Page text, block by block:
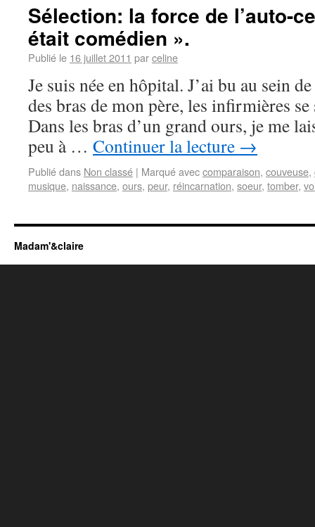
Sélection: la force de l’auto-
était comédien ».
Publié le 16 juillet 2011 parceline
Je suis née en hôpital. J’ai bu au sein
des bras de mon père, les infirmières
Dans les bras d’un grand ours, je me
peu à … Continuer la lecture →
Publié dans Non classé | Marqué aveccomparaison, couveuse,
musique, naissance, ours, peur, réincarnation, soeur, tomber,
Madam'&claire